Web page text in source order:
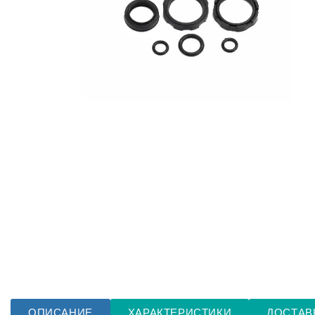
ОПИСАНИЕ ХАРАКТЕРИСТИКИ